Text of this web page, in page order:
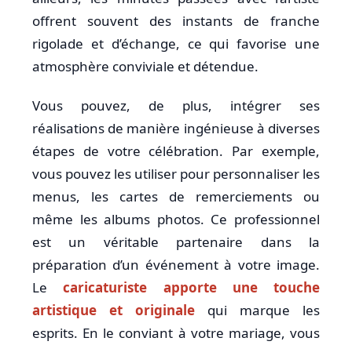
offrent souvent des instants de franche
rigolade et d’échange, ce qui favorise une
atmosphère conviviale et détendue.
Vous pouvez, de plus, intégrer ses
réalisations de manière ingénieuse à diverses
étapes de votre célébration. Par exemple,
vous pouvez les utiliser pour personnaliser les
menus, les cartes de remerciements ou
même les albums photos. Ce professionnel
est un véritable partenaire dans la
préparation d’un événement à votre image.
Lecaricaturiste apporte une touche
artistique et originale qui marque les
esprits. En le conviant à votre mariage, vous